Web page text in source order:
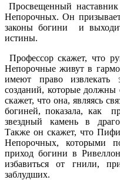
Просвещенный
Непорочных. Он
законы богини и
истины.
Профессор скажет, что
Непорочные живут в
имеют право
созданий, которые
скажет, что она, являясь
богиней, показала, как
звездный камень в
Также он скажет, что
Непорочных, которыми
приход богини в
избавиться от гнили,
заблудших.